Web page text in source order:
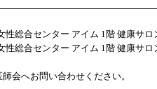
総合センター アイム 1階 健康サロ
総合センター アイム 1階 健康サロ
会へお問い合わせください。